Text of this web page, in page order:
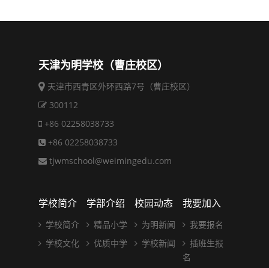
天津为明学校（曹庄校区）
天津市西青区外环西路7号（曹庄校区）
300112
+86 02258038733
+86 02258038733
tjwmschool@weimingedu.com
学校简介
学校简介
学校文化
学部介绍
精品小学
优质中学
校园动态
为明新闻
学校新闻
我要加入
我要报名
插班生报
名